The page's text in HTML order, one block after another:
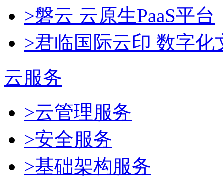
>磐云 云原生PaaS平台
>君临国际云印 数字化
云服务
>云管理服务
>安全服务
>基础架构服务